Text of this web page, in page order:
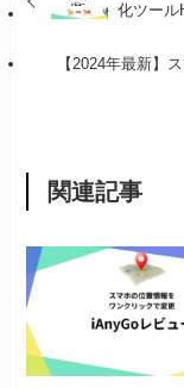
化ツール
【2024年最新】
関連記事